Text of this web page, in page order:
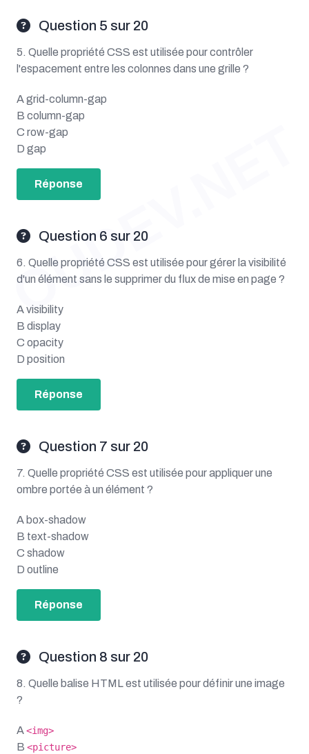
Question 5 sur 20
5. Quelle propriété CSS est utilisée pour contrôler
l'espacement entre les colonnes dans une grille ?
A grid-column-gap
B column-gap
C row-gap
D gap
Réponse
Question 6 sur 20
6. Quelle propriété CSS est utilisée pour gérer la visibilité
d'un élément sans le supprimer du flux de mise en page ?
A visibility
B display
C opacity
D position
Réponse
Question 7 sur 20
7. Quelle propriété CSS est utilisée pour appliquer une
ombre portée à un élément ?
A box-shadow
B text-shadow
C shadow
D outline
Réponse
Question 8 sur 20
8. Quelle balise HTML est utilisée pour définir une image
?
A<img>
B <picture>
OUDEV.NET